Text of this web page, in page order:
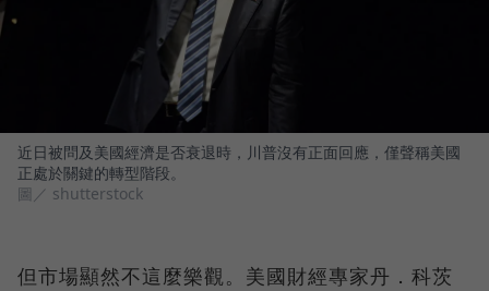
近日被問及美國經濟是否衰退時，川普沒有正面回應，僅聲稱美國
正處於關鍵的轉型階段。
圖／ shutterstock
但市場顯然不這麼樂觀。美國財經專家丹．科茨